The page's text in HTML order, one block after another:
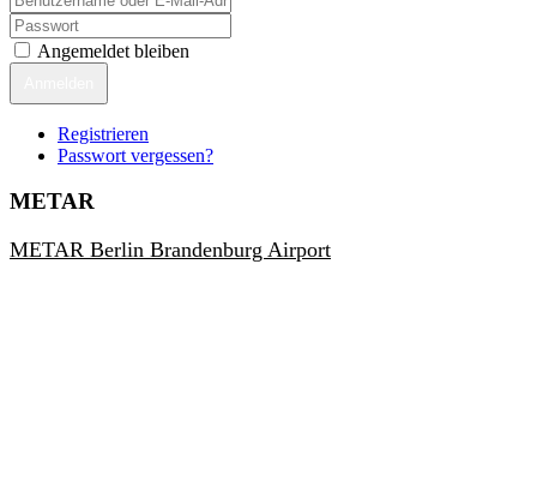
Angemeldet bleiben
Registrieren
Passwort vergessen?
METAR
METAR Berlin Brandenburg Airport